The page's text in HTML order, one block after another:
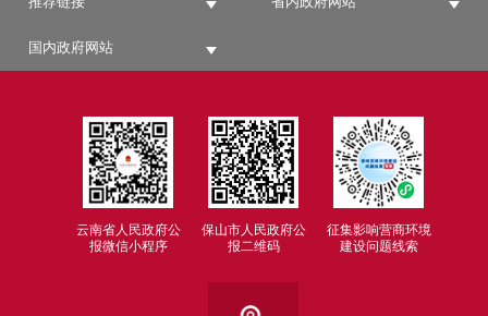
国内政府网站
云南省人民政府公
报微信小程序
保山市人民政府公
报二维码
征集影响营商环境
建设问题线索